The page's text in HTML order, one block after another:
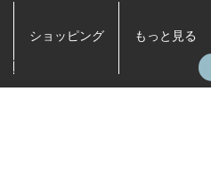
ショッピング もっと見る